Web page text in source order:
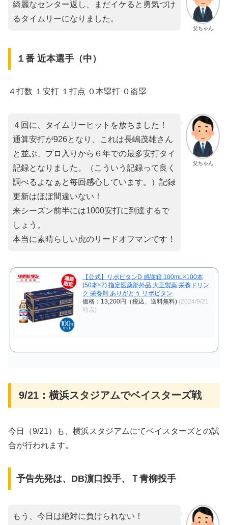
父ちゃん
綺麗なセンター返し、まだイケると勇気づけ
るタイムリーになりました。
１番 近本選手（中）
４打数 １安打 １打点 ０本塁打 ０盗塁
父ちゃん
４回に、タイムリーヒットを放ちました！
通算安打が926となり、これは長嶋茂雄さん
と並ぶ、プロ入りから６年での最多安打タイ
記録となりました。（こういう記録って良く
調べるよなぁと毎回感心しています。）記録
更新はほぼ間違いない！
来シーズン前半には1000安打に到達するで
しょう。
本当に素晴らしい虎のリードオフマンです！
【公式】リポビタンD 感謝箱 100mL×100本
(50本×2) 指定医薬部外品 大正製薬 栄養ドリン
ク 栄養剤 ありがとう リポビタン
価格：13,200円（税込、送料無料) (2024/9/21
時点)
9/21：横浜スタジアムでベイスターズ戦
今日（9/21）も、横浜スタジアムにてベイスターズとの試
合が行われます。
予告先発は、DB濵口投手、Ｔ青柳投手
もう、今日は絶対に負けられない！